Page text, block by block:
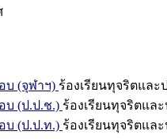
บ (จุฬาฯ) ร้องเรียนทุจริตแล
บ (ป.ป.ช.) ร้องเรียนทุจริตแล
บ (ป.ป.ท.) ร้องเรียนทุจริตแล